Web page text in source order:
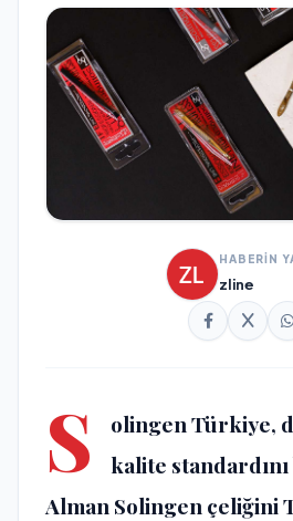
HABERİN
zline
S olingen Türkiye,
kalite
Alman Solingen çeliğini